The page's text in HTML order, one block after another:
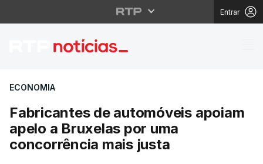
Entrar
Fabricantes de
ECONOMIA
Fabricantes de automóveis apoiam
apelo a Bruxelas por uma
concorrência mais justa